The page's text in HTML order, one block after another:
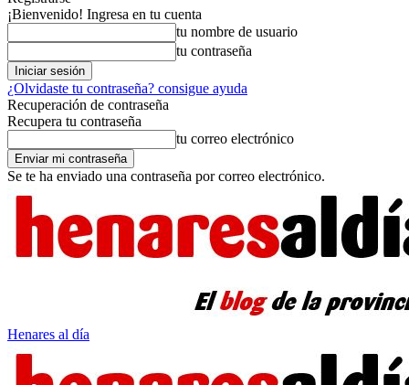
¡Bienvenido! Ingresa en tu cuenta
tu nombre de usuario
tu contraseña
¿Olvidaste tu contraseña? consigue ayuda
Recuperación de contraseña
Recupera tu contraseña
tu correo electrónico
Se te ha enviado una contraseña por correo electrónico.
Henares al día